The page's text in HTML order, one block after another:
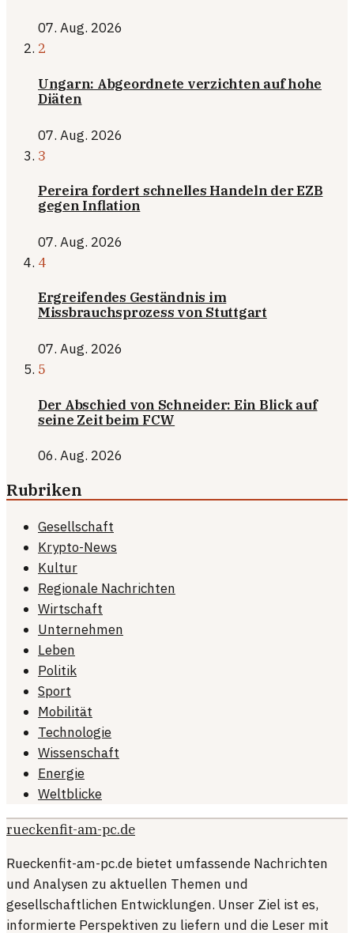
07. Aug. 2026
2
Ungarn: Abgeordnete verzichten auf hohe
Diäten
07. Aug. 2026
3
Pereira fordert schnelles Handeln der EZB
gegen Inflation
07. Aug. 2026
4
Ergreifendes Geständnis im
Missbrauchsprozess von Stuttgart
07. Aug. 2026
5
Der Abschied von Schneider: Ein Blick auf
seine Zeit beim FCW
06. Aug. 2026
Rubriken
Gesellschaft
Krypto-News
Kultur
Regionale Nachrichten
Wirtschaft
Unternehmen
Leben
Politik
Sport
Mobilität
Technologie
Wissenschaft
Energie
Weltblicke
rueckenfit-am-pc.de
Rueckenfit-am-pc.de bietet umfassende Nachrichten
und Analysen zu aktuellen Themen und
gesellschaftlichen Entwicklungen. Unser Ziel ist es,
informierte Perspektiven zu liefern und die Leser mit